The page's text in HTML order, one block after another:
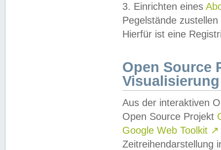
3. Einrichten eines
Pegelstände
Hierfür ist eine
Open Source
Visualisierung
Aus der interaktiven
Open Source Projekt
Google Web Toolkit ↗
Zeitreihendarstellung